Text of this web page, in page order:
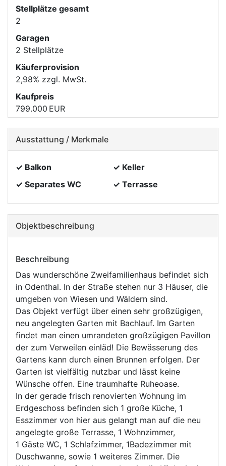
Stellplätze gesamt
2
Garagen
2 Stellplätze
Käufer­provision
2,98% zzgl. MwSt.
Kaufpreis
799.000 EUR
Ausstattung / Merkmale
✓ Balkon
✓ Keller
✓ Separates WC
✓ Terrasse
Objekt­beschreibung
Beschreibung
Das wunderschöne Zweifamilienhaus befindet sich
in Odenthal. In der Straße stehen nur 3 Häuser, die
umgeben von Wiesen und Wäldern sind.
Das Objekt verfügt über einen sehr großzügigen,
neu angelegten Garten mit Bachlauf. Im Garten
findet man einen umrandeten großzügigen Pavillon
der zum Verweilen einläd! Die Bewässerung des
Gartens kann durch einen Brunnen erfolgen. Der
Garten ist vielfältig nutzbar und lässt keine
Wünsche offen. Eine traumhafte Ruheoase.
In der gerade frisch renovierten Wohnung im
Erdgeschoss befinden sich 1 große Küche, 1
Esszimmer von hier aus gelangt man auf die neu
angelegte große Terrasse, 1 Wohnzimmer,
1 Gäste WC, 1 Schlafzimmer, 1Badezimmer mit
Duschwanne, sowie 1 weiteres Zimmer. Die